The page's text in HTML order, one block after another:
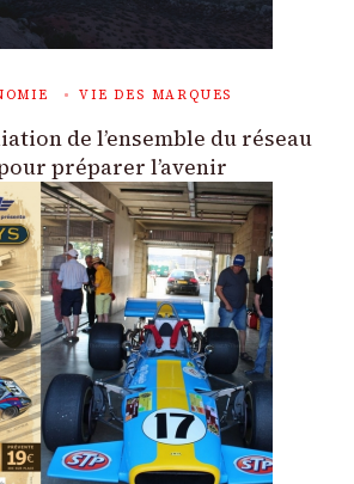
VIE DES MARQUES
de l’ensemble du réseau
préparer l’avenir